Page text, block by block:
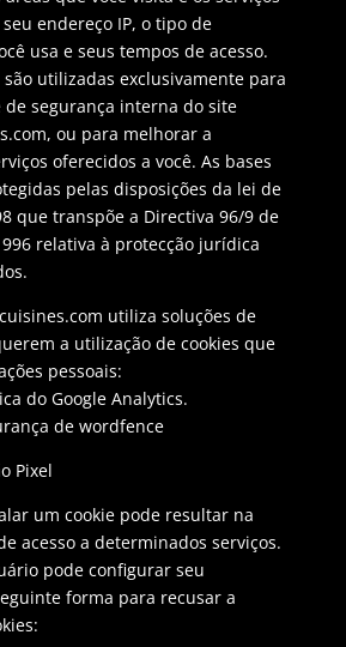
endereço IP, o tipo de
usa e seus tempos de acesso.
utilizadas exclusivamente para
de segurança interna do site
ou para melhorar a
oferecidos a você. As bases
pelas disposições da lei de
que transpõe a Directiva 96/9 de
relativa à protecção jurídica
utiliza soluções de
a utilização de cookies que
pessoais:
do Google Analytics.
de wordfence
Pixel
um cookie pode resultar na
acesso a determinados serviços.
pode configurar seu
forma para recusar a